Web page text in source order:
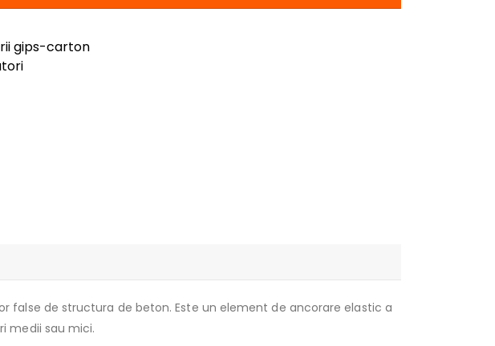
gips-carton
false de structura de beton. Este un element de ancorare elastic a
medii sau mici.